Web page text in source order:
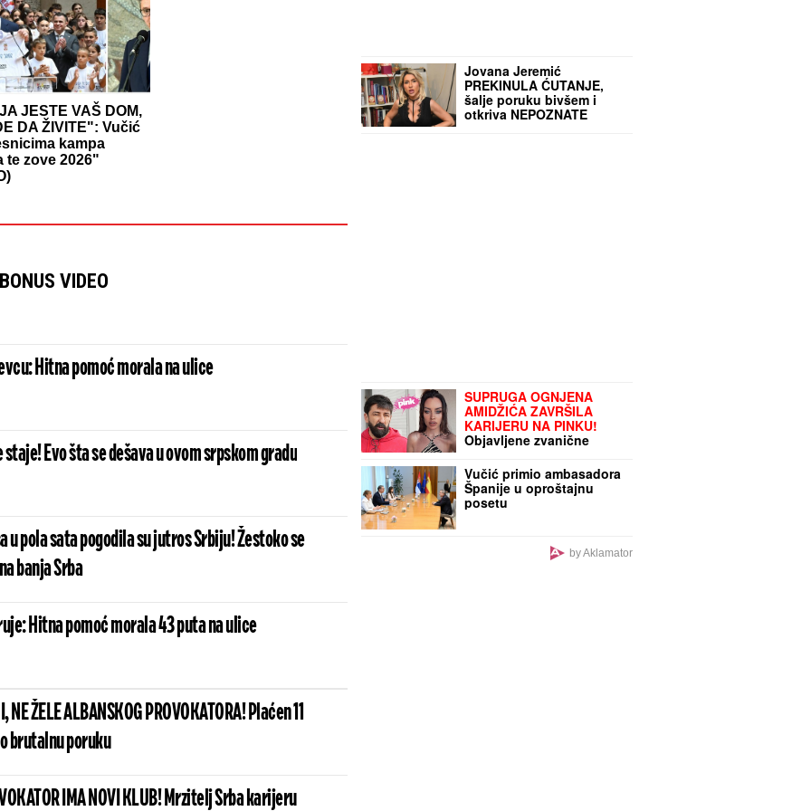
JESTE VAŠ DOM,
DA ŽIVITE": Vučić
kampa
te zove 2026"
VIDEO
Hitna pomoć morala na ulice
Evo šta se dešava u ovom srpskom gradu
u pola sata pogodila su jutros Srbiju! Žestoko se
banja Srba
Hitna pomoć morala 43 puta na ulice
NE ŽELE ALBANSKOG PROVOKATORA! Plaćen 11
brutalnu poruku
IMA NOVI KLUB! Mrzitelj Srba karijeru
Jovana Jeremić
PREKINULA ĆUTANJE,
šalje poruku bivšem i
otkriva NEPOZNATE
SUPRUGA OGNJENA
AMIDŽIĆA ZAVRŠILA
KARIJERU NA PINKU!
Objavljene zvanične
informacije, fanovi traže
objašnjenje!
Vučić primio ambasadora
Španije u oproštajnu
posetu
by Aklamator